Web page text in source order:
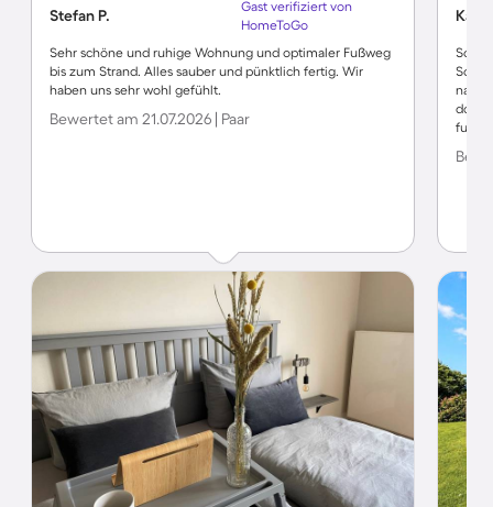
Stefan P.
Gast verifiziert von
HomeToGo
Sehr schöne und ruhige Wohnung und optimaler Fußweg
bis zum Strand. Alles sauber und pünktlich fertig. Wir
haben uns sehr wohl gefühlt.
Bewertet am 21.07.2026 | Paar
nah
dort